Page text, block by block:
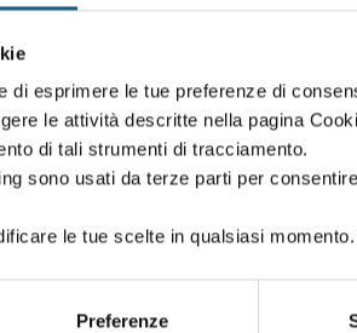
di esprimere le tue preferenze di
le attività descritte nella pagina
di tali strumenti di tracciamento.
sono usati da terze parti per
le tue scelte in qualsiasi
Preferenze
in fase di iscrizione:
PASSWORD (minimo 8 caratteri)